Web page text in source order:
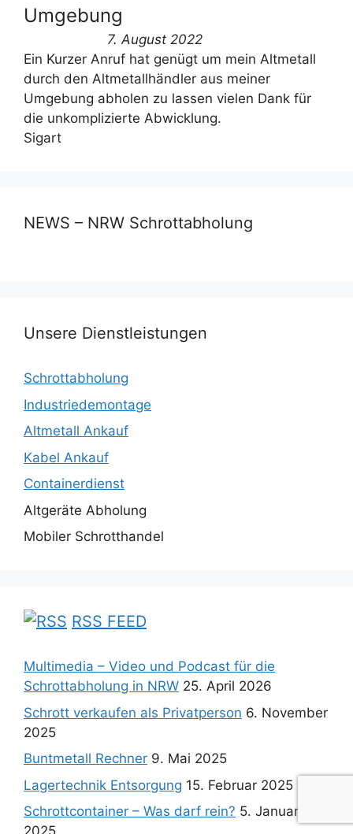
Umgebung
7. August 2022
Ein Kurzer Anruf hat genügt um mein Altmetall
durch den Altmetallhändler aus meiner
Umgebung abholen zu lassen vielen Dank für
die unkomplizierte Abwicklung.
Sigart
NEWS – NRW Schrottabholung
Unsere Dienstleistungen
Schrottabholung
Industriedemontage
Altmetall Ankauf
Kabel Ankauf
Containerdienst
Altgeräte Abholung
Mobiler Schrotthandel
RSS FEED
Multimedia – Video und Podcast für die
Schrottabholung in NRW 25. April 2026
Schrott verkaufen als Privatperson 6. November
2025
Buntmetall Rechner 9. Mai 2025
Lagertechnik Entsorgung 15. Februar 2025
Schrottcontainer – Was darf rein? 5. Januar